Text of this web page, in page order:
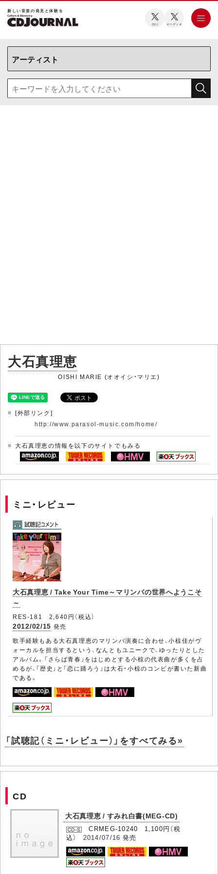
新しい⾳楽の発⾒と体験を
CDJ オーディオ
大石真理恵
OISHI MARIE (オオイシ・マリエ)
[外部リンク]
http://www.parasol-music.com/home/
大石真理恵の情報を以下のサイトでもみる
ミニ・レビュー
大石真理恵 / Take Your Time～マリンバの世界へようこそ
～
RES-181 2,640円（税込）
2012/02/15 発売
歌手経験もある大石真理恵のマリンバ演奏に合わせ、小椋佳がヴ
ォーカルを担当するという、なんともユニークで、ゆったりとした
アルバム。「さらば青春」をはじめとする小椋の代表曲が多くを占
めるが、「歴史」と「恋に踊ろう」は大石・小椋のコンビが書いた新曲
である。
「試聴記（ミニ・レビュー）」をすべてみる»
CD
大石真理恵 / すみれ白書(MEG-CD)
CRMEG-10240 1,100円（税
込） 2014/07/16 発売